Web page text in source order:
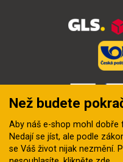
Než budete
Aby náš e-shop mohl dobře
Nedají se jíst, ale podle
se Váš život nijak nezmění.